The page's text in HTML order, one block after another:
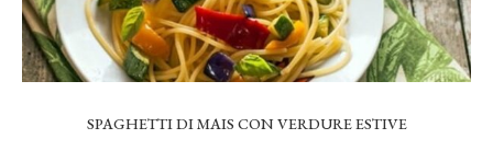
SPAGHETTI DI MAIS CON VERDURE ESTIVE